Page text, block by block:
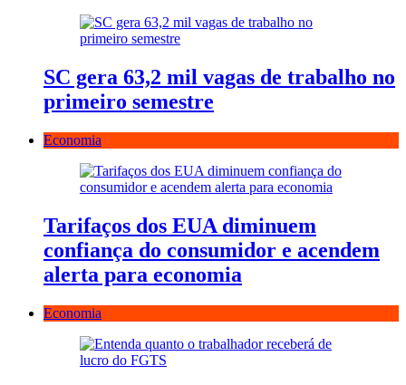
SC gera 63,2 mil vagas de trabalho no
primeiro semestre
Economia
Tarifaços dos EUA diminuem
confiança do consumidor e acendem
alerta para economia
Economia